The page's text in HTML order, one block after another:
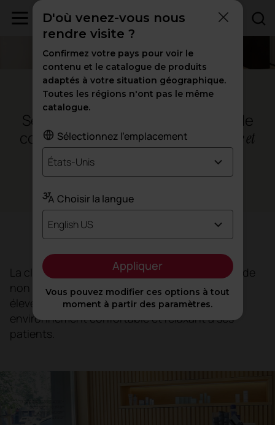
Palma de Mallorca - Espagne
Sea Clinic, où l'excellence médicale
coexiste avec uneapproche humaine et
Objectif
La clinique avait besoin d'un espace qui réponde
non seulement aux normes médicales les plus
élevées, mais qui offre également un
environnement confortable et relaxant à ses
patients.
D'où venez-vous nous
rendre visite ?
Confirmez votre pays pour voir le
contenu et le catalogue de produits
adaptés à votre situation géographique.
Toutes les régions n'ont pas le même
catalogue.
Sélectionnez l'emplacement
États-Unis
Choisir la langue
English US
Appliquer
Vous pouvez modifier ces options à tout
moment à partir des paramètres.